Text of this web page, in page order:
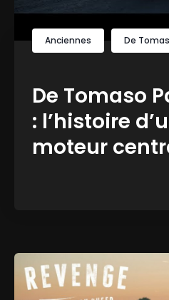
Anciennes De
De Tomaso
: l’histoire
moteur